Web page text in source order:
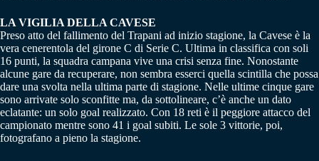
LA VIGILIA DELLA CAVESE
Preso atto del fallimento del Trapani ad inizio stagione, la Cavese è la
vera cenerentola del girone C di Serie C. Ultima in classifica con soli
16 punti, la squadra campana vive una crisi senza fine. Nonostante
alcune gare da recuperare, non sembra esserci quella scintilla che possa
dare una svolta nella ultima parte di stagione. Nelle ultime cinque gare
sono arrivate solo sconfitte ma, da sottolineare, c’è anche un dato
eclatante: un solo goal realizzato. Con 18 reti è il peggiore attacco del
campionato mentre sono 41 i goal subiti. Le sole 3 vittorie, poi,
fotografano a pieno la stagione.